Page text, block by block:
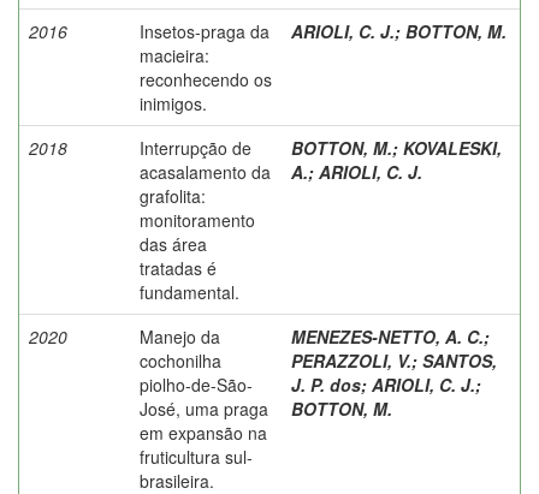
2016
Insetos-praga da
macieira:
reconhecendo os
inimigos.
ARIOLI, C. J.; BOTTON, M.
2018
Interrupção de
acasalamento da
grafolita:
monitoramento
das área
tratadas é
fundamental.
BOTTON, M.; KOVALESKI,
A.; ARIOLI, C. J.
2020
Manejo da
cochonilha
piolho-de-São-
José, uma praga
em expansão na
fruticultura sul-
brasileira.
MENEZES-NETTO, A. C.;
PERAZZOLI, V.; SANTOS,
J. P. dos; ARIOLI, C. J.;
BOTTON, M.